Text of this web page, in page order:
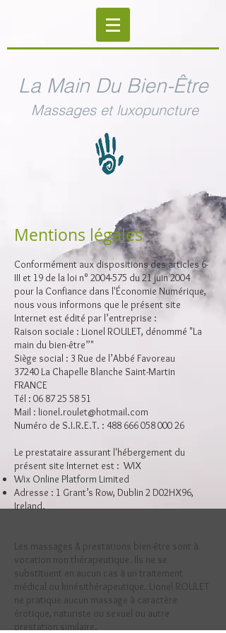
La Main Du Bien-Être
Massages et luxopuncture
Mentions légales
Conformément aux dispositions des articles 6-
III et 19 de la loi n° 2004-575 du 21 juin 2004
pour la Confiance dans l'Économie Numérique,
nous vous informons que le présent site
Internet est édité par l’entreprise :​
Raison sociale : Lionel ROULET, dénommé "La
main du bien-être”"
Siège social : 3 Rue de l’Abbé Favoreau
37240 La Chapelle Blanche Saint-Martin
FRANCE
Tél : 06 87 25 58 51
Mail : lionel.roulet@hotmail.com
Numéro de S.I.R.E.T. : 488 666 058 000 26
​​Le prestataire assurant l'hébergement du
présent site Internet est : WIX
Wix Online Platform Limited
Adresse : 1 Grant’s Row, Dublin 2 D02HX96,
Ireland.
Les massages & prestations bien-être sont à
vocation non thérapeutique. Ils ne se
substituent en aucun cas à un traitement
médical ou kinésithérapeutique. Lionel ROULET
ne pratique aucun massage à caractère
érotique, naturiste ou sexuel ou autre
prestation similaire.